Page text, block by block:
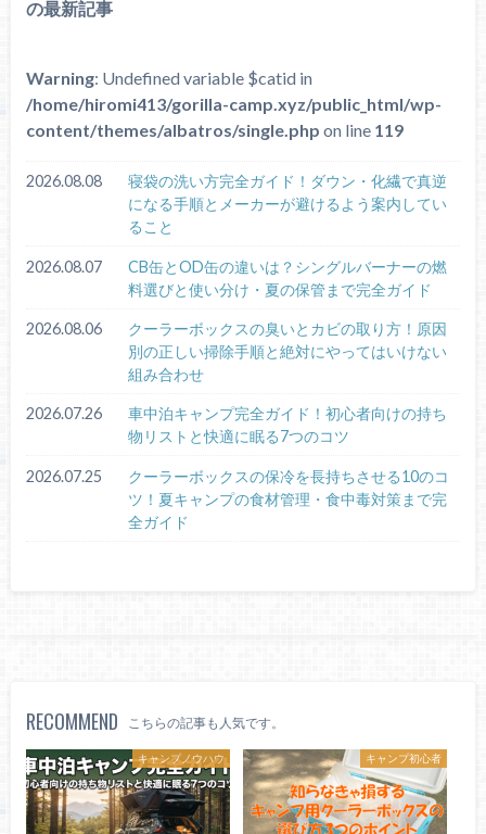
の最新記事
Warning: Undefined variable $catid in
/home/hiromi413/gorilla-camp.xyz/public_html/wp-
content/themes/albatros/single.php on line 119
2026.08.08
寝袋の洗い方完全ガイド！ダウン・化繊で真逆
になる手順とメーカーが避けるよう案内してい
ること
2026.08.07
CB缶とOD缶の違いは？シングルバーナーの燃
料選びと使い分け・夏の保管まで完全ガイド
2026.08.06
クーラーボックスの臭いとカビの取り方！原因
別の正しい掃除手順と絶対にやってはいけない
組み合わせ
2026.07.26
車中泊キャンプ完全ガイド！初心者向けの持ち
物リストと快適に眠る7つのコツ
2026.07.25
クーラーボックスの保冷を長持ちさせる10のコ
ツ！夏キャンプの食材管理・食中毒対策まで完
全ガイド
RECOMMEND こちらの記事も人気です。
キャンプノウハウ キャンプ初心者